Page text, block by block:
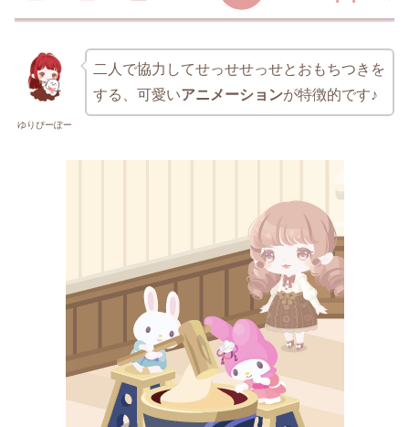
ゆりぴーぽー
二人で協力してせっせせっせとおもちつきを
する、可愛いアニメーションが特徴的です♪